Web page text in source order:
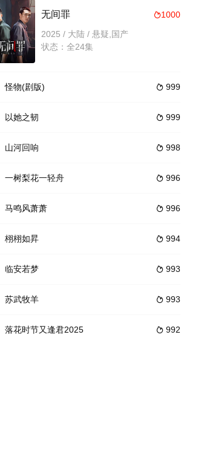
后之
省边防官兵执法执勤为题材，以和平年代
后汤荷不治去世，这让梁大川悲痛欲绝。梁大川发誓要侦破
洗、
百年的大清王朝在洋人的枪炮声和民
莫浩然（代高政 饰）泡药浴时，自称是武林盟主之女的谢清歌
1000
无间罪
2025 / 大陆 / 悬疑,国产
状态：全24集
 999
怪物(剧版)
 999
以她之韧
 998
山河回响
 996
一树梨花一轻舟
 996
马鸣风萧萧
 994
栩栩如昇
 993
临安若梦
 993
苏武牧羊
 992
落花时节又逢君2025